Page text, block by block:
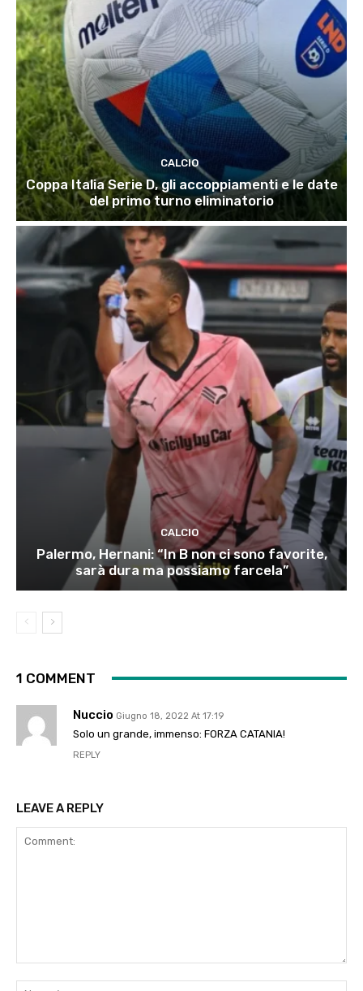
CALCIO
Coppa Italia Serie D, gli accoppiamenti e le date
del primo turno eliminatorio
CALCIO
Palermo, Hernani: “In B non ci sono favorite,
sarà dura ma possiamo farcela”
1 COMMENT
Nuccio Giugno 18, 2022 At 17:19
Solo un grande, immenso: FORZA CATANIA!
REPLY
LEAVE A REPLY